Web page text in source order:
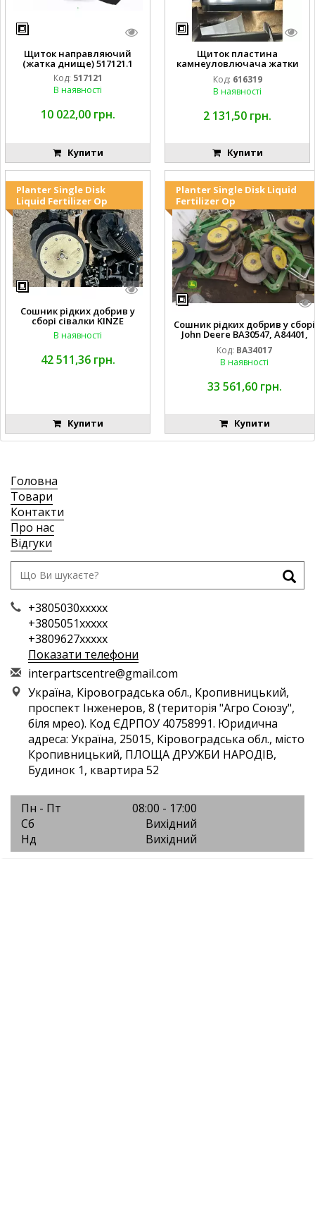
Щиток направляючий
(жатка днище) 517121.1
Код: 517121
В наявності
10 022,00 грн.
Купити
Щиток пластина
камнеуловлючача жатки
FLEX CAT CLAAS
Код: 616319
В наявності
2 131,50 грн.
Купити
Planter Single Disk
Liquid Fertilizer Op
Сошник рідких добрив у
сборі сівалки KINZE
В наявності
42 511,36 грн.
Купити
Planter Single Disk Liquid
Fertilizer Op
Сошник рідких добрив у сборі
John Deere BA30547, A84401,
AA65563, AA65562, A82739,
A82743, AA56092, A72503,
A72504,
68, H137235, A72358, AA65564, A
A65566, A49917, A49918,
Код: BA34017
В наявності
33 561,60 грн.
Купити
Головна
Товари
Контакти
Про нас
Відгуки
+3805030xxxxx
+3805051xxxxx
+3809627xxxxx
Показати телефони
interpartscentre@gmail.com
Україна, Кіровоградська обл., Кропивницький,
проспект Інженеров, 8 (територія "Агро Союзу",
біля мрео). Код ЄДРПОУ 40758991. Юридична
адреса: Україна, 25015, Кіровоградська обл., місто
Кропивницький, ПЛОЩА ДРУЖБИ НАРОДІВ,
Будинок 1, квартира 52
Пн - Пт
08:00 - 17:00
Сб
Вихідний
Нд
Вихідний